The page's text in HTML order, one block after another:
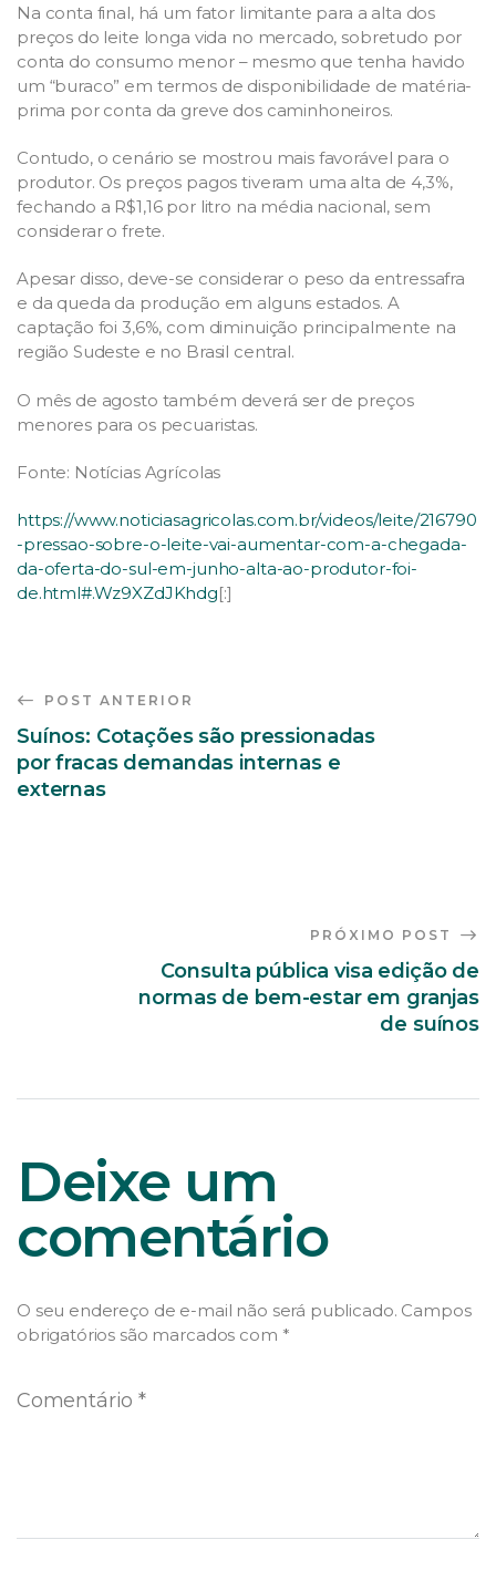
Na conta final, há um fator limitante para a alta dos
preços do leite longa vida no mercado, sobretudo por
conta do consumo menor – mesmo que tenha havido
um “buraco” em termos de disponibilidade de matéria-
prima por conta da greve dos caminhoneiros.
Contudo, o cenário se mostrou mais favorável para o
produtor. Os preços pagos tiveram uma alta de 4,3%,
fechando a R$1,16 por litro na média nacional, sem
considerar o frete.
Apesar disso, deve-se considerar o peso da entressafra
e da queda da produção em alguns estados. A
captação foi 3,6%, com diminuição principalmente na
região Sudeste e no Brasil central.
O mês de agosto também deverá ser de preços
menores para os pecuaristas.
Fonte: Notícias Agrícolas
https://www.noticiasagricolas.com.br/videos/leite/216790
-pressao-sobre-o-leite-vai-aumentar-com-a-chegada-
da-oferta-do-sul-em-junho-alta-ao-produtor-foi-
de.html#.Wz9XZdJKhdg[:]
POST ANTERIOR
Suínos: Cotações são pressionadas
por fracas demandas internas e
externas
PRÓXIMO POST
Consulta pública visa edição de
normas de bem-estar em granjas
de suínos
Deixe um
comentário
O seu endereço de e-mail não será publicado. Campos
obrigatórios são marcados com *